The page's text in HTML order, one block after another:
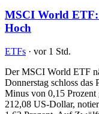
MSCI World ETF:
Hoch
ETFs · vor 1 Std.
Der MSCI World ETF
Donnerstag schloss das
Minus von 0,15 Prozent
212,08 US-Dollar,